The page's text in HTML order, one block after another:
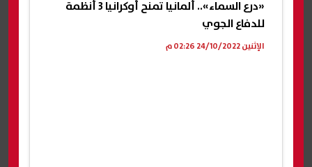
«درع السماء».. ألمانيا تمنح أوكرانيا 3 أنظمة
للدفاع الجوي
الإثنين 24/10/2022 02:26 م